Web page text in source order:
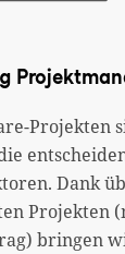
Projekten
Dank
Projekten
bringen